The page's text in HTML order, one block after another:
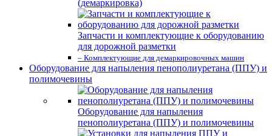
(демаркировка)
Запчасти и комплектующие к оборудованию
для дорожной разметки
– Комплектующие для демаркировочных машин
Оборудование для напыления пенополиуретана (ППУ) и
полимочевины
Оборудование для напыления
пенополиуретана (ППУ) и полимочевины